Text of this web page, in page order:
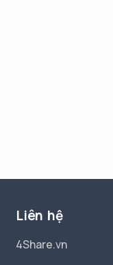
Liên hệ
4Share.vn